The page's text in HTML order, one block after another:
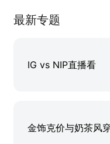
最新专题
IG vs NIP直播看
金饰克价与奶茶风